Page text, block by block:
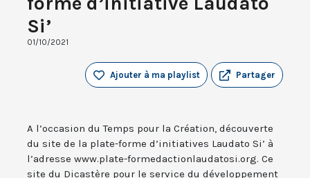
Si’
01/10/2021
Partager
Ajouter à ma playlist
A l’occasion du Temps pour la Création, découverte
du site de la plate-forme d’initiatives Laudato Si’ à
l’adresse www.plate-formedactionlaudatosi.org. Ce
site du Dicastère pour le service du développement